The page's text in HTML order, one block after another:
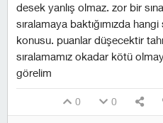
desek yanlış olmaz. zor bir
sıralamaya baktığımızda
konusu. puanlar düşecektir
sıralamamız okadar kötü
görelim
0 0